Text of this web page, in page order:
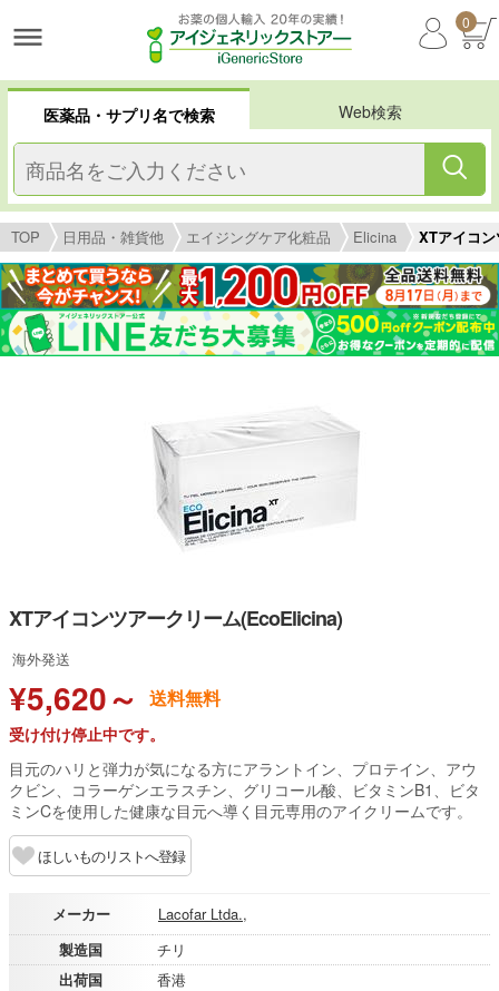
0
医薬品・サプリ名で検索 Web検索
TOP 日用品・雑貨他 エイジングケア化粧品 Elicina XTアイコ
XTアイコンツアークリーム(EcoElicina)
海外発送
¥5,620～ 送料無料
受け付け停止中です。
目元のハリと弾力が気になる方にアラントイン、プロテイン、アウ
クビン、コラーゲンエラスチン、グリコール酸、ビタミンB1、ビタ
ミンCを使用した健康な目元へ導く目元専用のアイクリームです。
ほしいものリストへ登録
メーカー
Lacofar Ltda.,
製造国
チリ
出荷国
香港